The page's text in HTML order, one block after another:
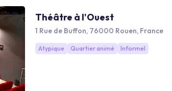
Théâtre à l'Ouest
1 Rue de Buffon, 76000 Rouen, France
Atypique Quartier animé Informel